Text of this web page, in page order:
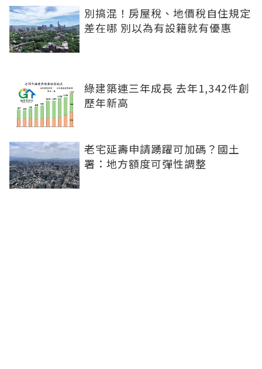
別搞混！房屋稅、地價稅自住規定
差在哪 別以為有設籍就有優惠
綠建築連三年成長 去年1,342件創
歷年新高
老宅延壽申請踴躍可加碼？國土
署：地方額度可彈性調整